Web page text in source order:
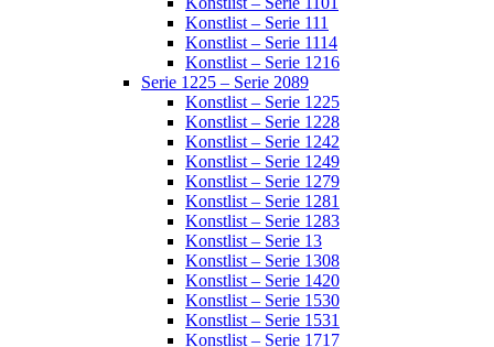
Konstlist – Serie 111
Konstlist – Serie 1114
Konstlist – Serie 1216
Serie 1225 – Serie 2089
Konstlist – Serie 1225
Konstlist – Serie 1228
Konstlist – Serie 1242
Konstlist – Serie 1249
Konstlist – Serie 1279
Konstlist – Serie 1281
Konstlist – Serie 1283
Konstlist – Serie 13
Konstlist – Serie 1308
Konstlist – Serie 1420
Konstlist – Serie 1530
Konstlist – Serie 1531
Konstlist – Serie 1717